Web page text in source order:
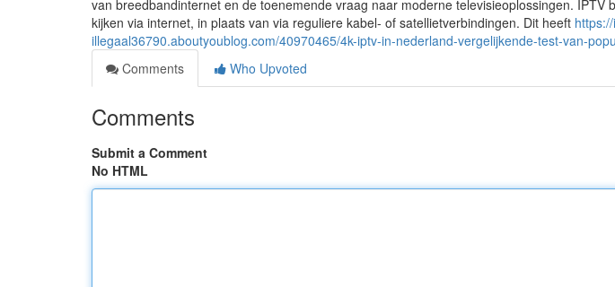
van breedbandinternet en de toenemende vraag naar moderne televisieoplossingen. IPTV
kijken via internet, in plaats van via reguliere kabel- of satellietverbindingen. Dit heeft
illegaal36790.aboutyoublog.com/40970465/4k-iptv-in-nederland-vergelijkende-test-van-
Comments
Who Upvoted
Comments
Submit a Comment
No HTML